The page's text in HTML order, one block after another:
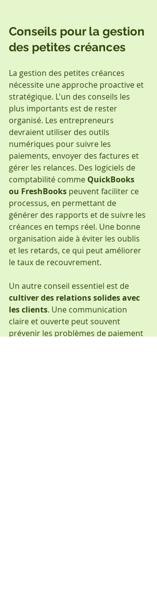
Conseils pour la gestion
des petites créances
La gestion des petites créances
nécessite une approche proactive et
stratégique. L'un des conseils les
plus importants est de rester
organisé. Les entrepreneurs
devraient utiliser des outils
numériques pour suivre les
paiements, envoyer des factures et
gérer les relances. Des logiciels de
comptabilité comme QuickBooks
ou FreshBooks peuvent faciliter ce
processus, en permettant de
générer des rapports et de suivre les
créances en temps réel. Une bonne
organisation aide à éviter les oublis
et les retards, ce qui peut améliorer
le taux de recouvrement.
Un autre conseil essentiel est de
cultiver des relations solides avec
les clients. Une communication
claire et ouverte peut souvent
prévenir les problèmes de paiement